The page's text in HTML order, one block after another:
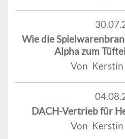
Wie die
Alpha zum
Von
DACH-Vertrieb für
Von